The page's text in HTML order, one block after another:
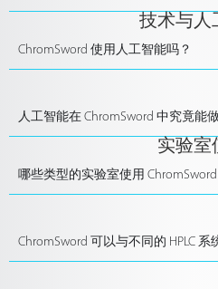
技术与人
ChromSword 使用人工智能吗？
人工智能在 ChromSword 中究竟能
实验室
哪些类型的实验室使用 ChromSword
ChromSword 可以与不同的 HPLC 系